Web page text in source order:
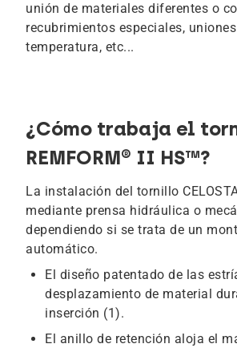
unión de materiales diferentes o
recubrimientos especiales,
temperatura, etc...
¿Cómo trabaja el
REMFORM® II HS™?
La instalación del tornillo
mediante prensa hidráulica o
dependiendo si se trata de un
automático.
El diseño patentado de las
desplazamiento de material
inserción (1).
El anillo de retención aloja el